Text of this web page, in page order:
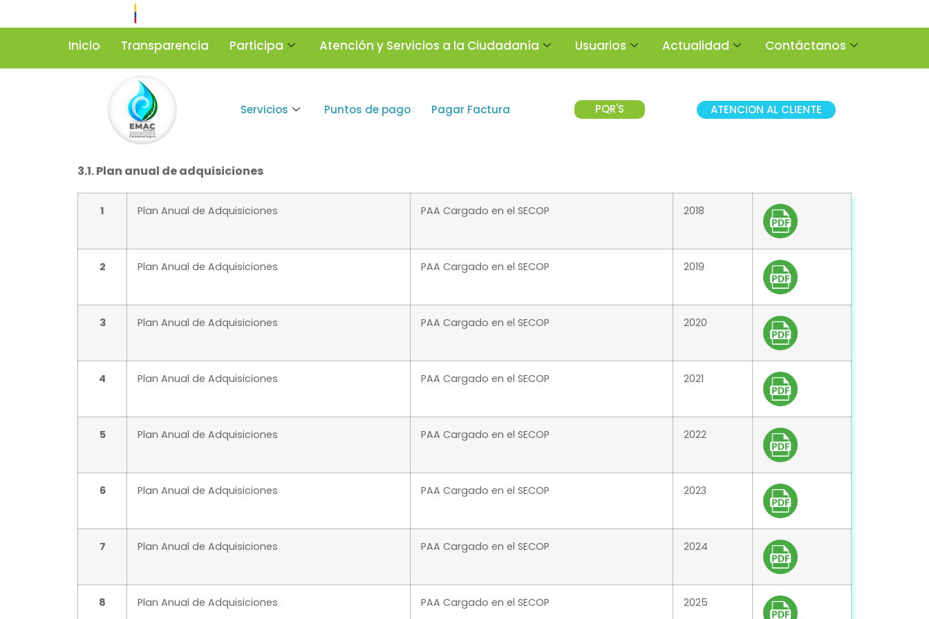
Inicio Transparencia Participa Atención y Servicios a la Ciudadanía Usuarios Actualidad Contáctanos
Servicios Puntos de pago Pagar Factura PQR'S ATENCION AL CLIENTE
3.1. Plan anual de adquisiciones
1 Plan Anual de Adquisiciones PAA Cargado en el SECOP 2018
2 Plan Anual de Adquisiciones PAA Cargado en el SECOP 2019
3 Plan Anual de Adquisiciones PAA Cargado en el SECOP 2020
4 Plan Anual de Adquisiciones PAA Cargado en el SECOP 2021
5 Plan Anual de Adquisiciones PAA Cargado en el SECOP 2022
6 Plan Anual de Adquisiciones PAA Cargado en el SECOP 2023
7 Plan Anual de Adquisiciones PAA Cargado en el SECOP 2024
8 Plan Anual de Adquisiciones PAA Cargado en el SECOP 2025